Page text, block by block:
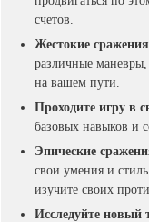
счетов.
Жестокие сражения
различные
на вашем пути.
Проходите игру в
базовых навыков и
Эпические
свои умения и
изучите своих
Исследуйте новый